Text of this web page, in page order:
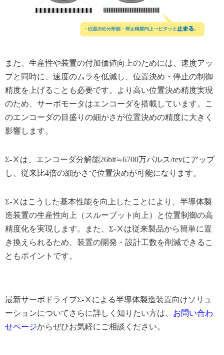
また、生産性や装置の付加価値向上のためには、速度アッ
プと同時に、速度のムラを低減し、位置決め・停止の制御
精度を上げることも必要です。より高い位置決め精度実現
のため、サーボモータはエンコーダを搭載しています。こ
のエンコーダの目盛りの細かさが位置決めの精度に大きく
影響します。
Σ-Ⅹは、エンコーダ分解能26bit≒6700万パルス/revにアップ
し、従来比4倍の細かさで位置決めが可能になります。
Σ-Ⅹはこうした基本性能を向上したことにより、半導体製
造装置の生産性向上（スループット向上）と位置制御の高
精度化を実現します。また、Σ-Ⅹは従来製品から簡単に置
き換えられるため、装置の開発・設計工数を削減できるこ
ともポイントです。
最新サーボドライブΣ-Ⅹによる半導体製造装置向けソリュ
ーションについてさらに詳しく知りたい方は、 お問い合わ
せページからぜひお気軽にご相談ください。